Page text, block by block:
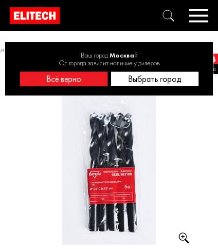
Ваш городМосква?
От города зависит наличие у дилеров
Всё верно Выбрать город
5-10 шт.